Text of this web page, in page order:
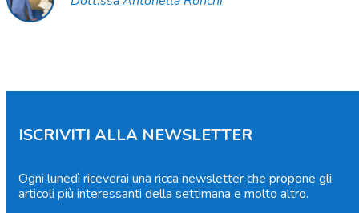
ISCRIVITI ALLA NEWSLETTER
Ogni lunedì riceverai una ricca newsletter che propone gli
articoli più interessanti della settimana e molto altro.